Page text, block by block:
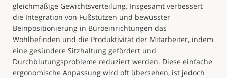
gleichmäßige Gewichtsverteilung. Insgesamt verbessert
die Integration von Fußstützen und bewusster
Beinpositionierung in Büroeinrichtungen das
Wohlbefinden und die Produktivität der Mitarbeiter, indem
eine gesündere Sitzhaltung gefördert und
Durchblutungsprobleme reduziert werden. Diese einfache
ergonomische Anpassung wird oft übersehen, ist jedoch